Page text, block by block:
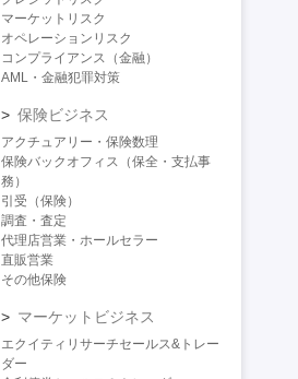
マーケットリスク
オペレーションリスク
コンプライアンス（金融）
AML・金融犯罪対策
保険ビジネス
アクチュアリー・保険数理
保険バックオフィス（保全・支払事
務）
引受（保険）
調査・査定
代理店営業・ホールセラー
直販営業
その他保険
マーケットビジネス
エクイティリサーチセールス&トレー
ダー